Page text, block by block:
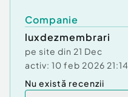
Companie
luxdezmembrari
pe site din 21 Dec
activ: 10 feb 2026 21:14
Nu există recenzii